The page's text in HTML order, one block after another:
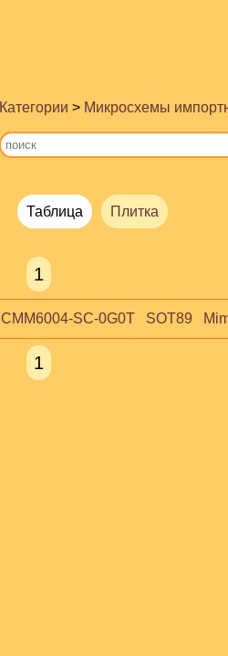
Категории > Микросхемы
Таблица Плитка
1
CMM6004-SC-0G0T   SOT89
1